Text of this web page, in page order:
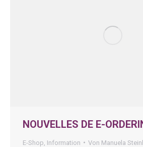
NOUVELLES DE E-
E-Shop Information Von Manuela